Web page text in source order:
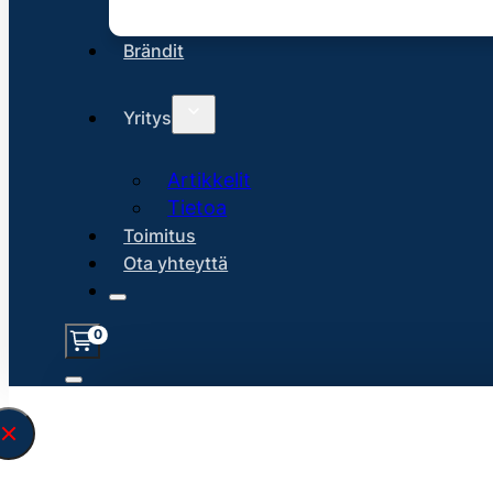
Brändit
Yritys
Artikkelit
Tietoa
Toimitus
Ota yhteyttä
0